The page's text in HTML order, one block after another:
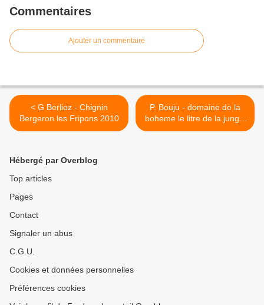
Commentaires
Ajouter un commentaire
< G Berlioz - Chignin
Bergeron les Fripons 2010
P. Bouju - domaine de la
boheme le litre de la jungle
2009 >
Hébergé par Overblog
Top articles
Pages
Contact
Signaler un abus
C.G.U.
Cookies et données personnelles
Préférences cookies